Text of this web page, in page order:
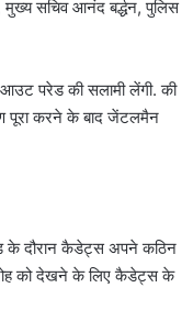
सचिव आनंद बर्द्धन, पुलिस
आउट परेड की सलामी लेंगी. की
पूरा करने के बाद जेंटलमैन
के दौरान कैडेट्स अपने कठिन
को देखने के लिए कैडेट्स के